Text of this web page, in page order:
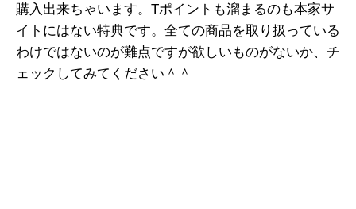
購入出来ちゃいます。Tポイントも溜まるのも本家サ
イトにはない特典です。全ての商品を取り扱っている
わけではないのが難点ですが欲しいものがないか、チ
ェックしてみてください＾＾